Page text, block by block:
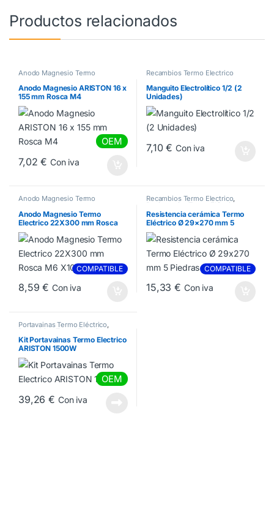
Productos relacionados
Anodo Magnesio Termo
Anodo Magnesio ARISTON 16 x
155 mm Rosca M4
OEM
7,02€ Con iva
Recambios Termo Electrico
Manguito Electrolítico 1/2 (2
Unidades)
7,10€ Con iva
Anodo Magnesio Termo
Anodo Magnesio Termo
Electrico 22X300 mm Rosca
M6 X100
COMPATIBLE
8,59€ Con iva
Recambios Termo Electrico,
Resistencias Termo Eléctrico
Resistencia cerámica Termo
Eléctrico Ø 29×270 mm 5
Piedras
COMPATIBLE
15,33€ Con iva
Portavainas Termo Eléctrico,
Recambios Termo Electrico ,
Resistencia termo Ariston,
Resistencias Termo Eléctrico
Kit Portavainas Termo Electrico
ARISTON 1500W
OEM
39,26€ Con iva